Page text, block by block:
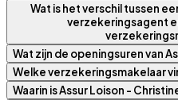
Wat is het verschil tussen
verzekeringsagent
Wat zijn de openingsuren van
Welke verzekeringsmakelaar
Waarin is Assur Loison -